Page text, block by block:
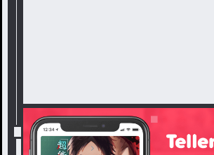
トップ 夢女子さんと繋がりたい